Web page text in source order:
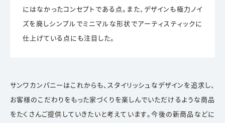
にはなかったコンセプトである点。また、デザインも極力ノイ
ズを廃しシンプルでミニマルな形状でアーティスティックに
仕上げている点にも注目した。
サンワカンパニーはこれからも、スタイリッシュなデザインを追求し、
お客様のこだわりをもった家づくりを楽しんでいただけるような商品
をたくさんご提供していきたいと考えています。今後の新商品などに